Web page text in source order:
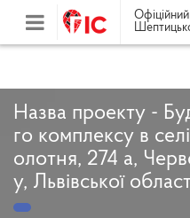
Назва проекту -
го комплексу в
олотня, 274 а,
у, Львівської